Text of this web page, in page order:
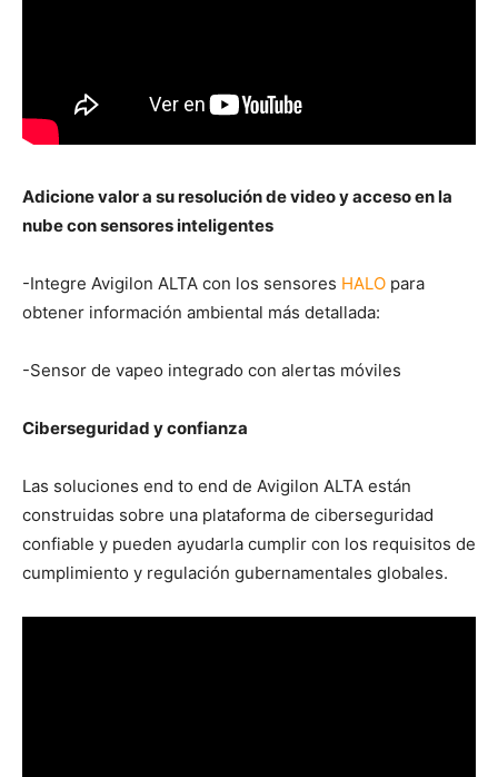
Adicione valor a su resolución de video y acceso en la
nube con sensores inteligentes
-Integre Avigilon ALTA con los sensores HALO para
obtener información ambiental más detallada:
-Sensor de vapeo integrado con alertas móviles
Ciberseguridad y confianza
Las soluciones end to end de Avigilon ALTA están
construidas sobre una plataforma de ciberseguridad
confiable y pueden ayudarla cumplir con los requisitos de
cumplimiento y regulación gubernamentales globales.